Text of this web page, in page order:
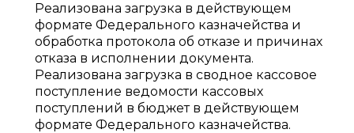
Реализована загрузка в действующем
формате Федерального казначейства и
обработка протокола об отказе и причинах
отказа в исполнении документа.
Реализована загрузка в сводное кассовое
поступление ведомости кассовых
поступлений в бюджет в действующем
формате Федерального казначейства.